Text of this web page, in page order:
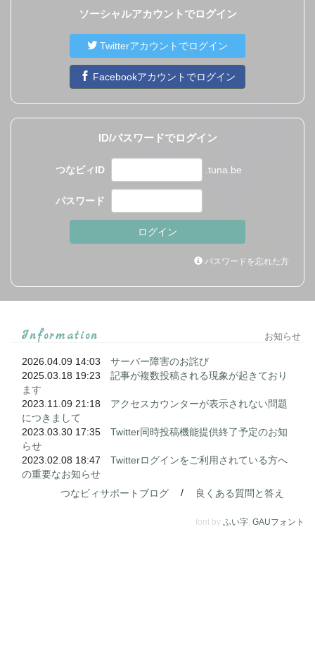
ソーシャルアカウントでログイン
Twitterアカウントでログイン
Facebookアカウントでログイン
ID/パスワードでログイン
つなビィID .tuna.be
パスワード
パスワードを忘れた方
Information お知らせ
2026.04.09 14:03
サーバー障害のお詫び
2025.03.18 19:23
記事が複数投稿される現象が起きており
ます
2023.11.09 21:18
アクセスカウンターが表示されない問題
につきまして
2023.03.30 17:35
Twitter同時投稿機能提供終了予定のお知
らせ
2023.02.08 18:47
Twitterログインをご利用されている方へ
の重要なお知らせ
つなビィサポートブログ
/ 良くある質問と答え
font by ふい字, GAUフォント